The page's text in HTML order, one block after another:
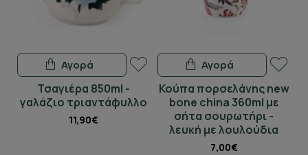
Τσαγιέρα 850ml -
γαλάζιο τριαντάφυλλο
11,90€
Αγορά
Κούπα πορσελάνης new
bone china 360ml με
σήτα σουρωτήρι -
λευκή με λουλούδια
7,00€
Αγορά